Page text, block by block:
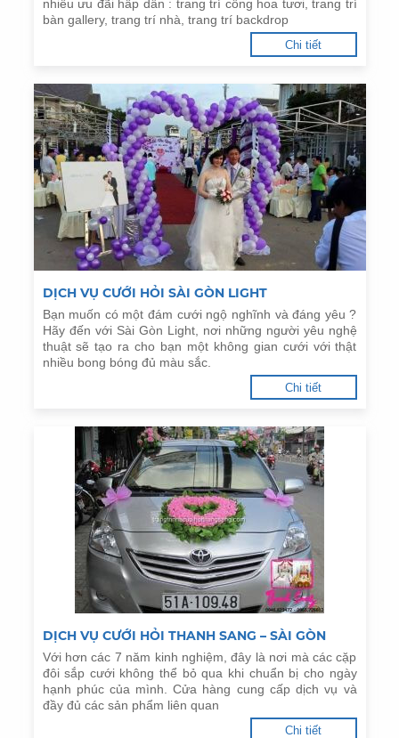
nhiều ưu đãi hấp dẫn : trang trí cổng hoa tươi, trang trí
bàn gallery, trang trí nhà, trang trí backdrop
Chi tiết
DỊCH VỤ CƯỚI HỎI SÀI GÒN LIGHT
Bạn muốn có một đám cưới ngộ nghĩnh và đáng yêu ?
Hãy đến với Sài Gòn Light, nơi những người yêu nghệ
thuật sẽ tạo ra cho bạn một không gian cưới với thật
nhiều bong bóng đủ màu sắc.
Chi tiết
DỊCH VỤ CƯỚI HỎI THANH SANG – SÀI GÒN
Với hơn các 7 năm kinh nghiệm, đây là nơi mà các cặp
đôi sắp cưới không thể bỏ qua khi chuẩn bị cho ngày
hạnh phúc của mình. Cửa hàng cung cấp dịch vụ và
đầy đủ các sản phẩm liên quan
Chi tiết